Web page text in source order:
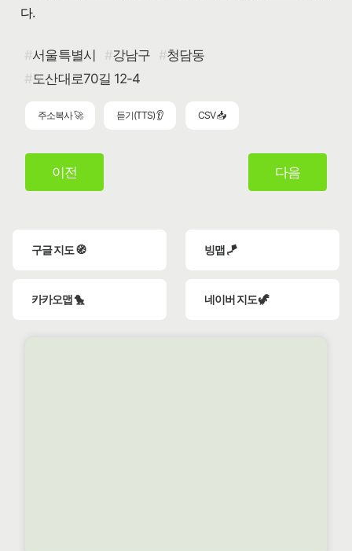
다.
서울특별시 강남구
청담동
도산대로70길 12-4
주소복사 🚀 듣기(TTS) 👂 CSV 📥
이전 다음
구글 지도 🧭 빙맵 🪁
카카오맵 🐤 네이버 지도 🦖